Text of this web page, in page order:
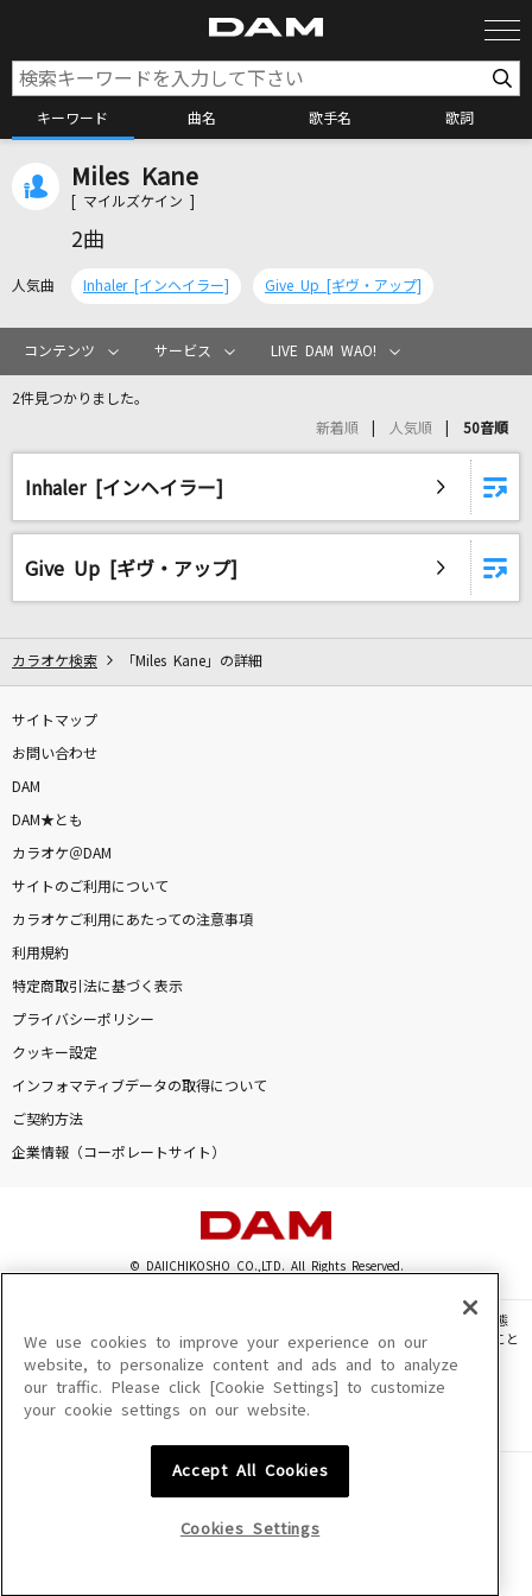
キーワード 曲名 歌手名 歌詞
カラオケリクエスト
リアルタイムで歌われている曲の一覧
キカナイ
SixTONES
back number
花束
back number
flower
怪獣の花唄
Vaundy
プロポーズ
なとり
弱虫モンブラン
[生音]花に亡霊
ヨルシカ
カラオケ最新情報をチェック！
Miles Kane
[ マイルズケイン ]
2曲
人気曲 Inhaler [インヘイラー] Give Up [ギヴ・アップ]
コンテンツ サービス LIVE DAM WAO!
2件見つかりました。
新着順 人気順 50音順
Inhaler [インヘイラー]
Give Up [ギヴ・アップ]
カラオケ検索 「Miles Kane」の詳細
サイトマップ
お問い合わせ
DAM
DAM★とも
カラオケ＠DAM
サイトのご利用について
カラオケご利用にあたっての注意事項
利用規約
特定商取引法に基づく表示
プライバシーポリシー
クッキー設定
インフォマティブデータの取得について
ご契約方法
企業情報（コーポレートサイト）
© DAIICHIKOSHO CO.,LTD. All Rights Reserved.
このサイトに掲載されている一切の文章・画像・写真・動画・音声等を、手段や形態
を問わず、著作権法の定める範囲を超えて無断で複製、転載、ファイル化などすること
を禁じます。
楽曲及びコンテンツは、機種によりご利用いただけない場合があります。
楽曲及びコンテンツの配信日、配信内容が変更になる場合があります。
We use cookies to improve your experience on our
website, to personalize content and ads and to analyze
our traffic. Please click [Cookie Settings] to customize
your cookie settings on our website.
Accept All Cookies
Cookies Settings